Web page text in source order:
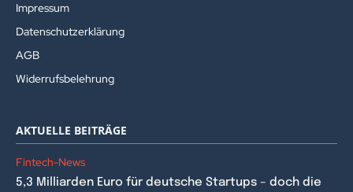
Impressum
Datenschutzerklärung
AGB
Widerrufsbelehrung
AKTUELLE BEITRÄGE
Fintech-News
5,3 Milliarden Euro für deutsche Startups – doch die